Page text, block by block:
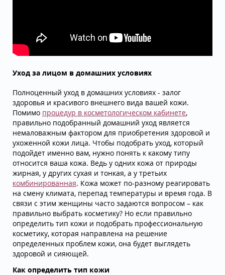
Уход за лицом в домашних условиях
Полноценный уход в домашних условиях - залог
здоровья и красивого внешнего вида вашей кожи.
Помимо процедур в косметологическом кабинете,
правильно подобранный домашний уход является
немаловажным фактором для приобретения здоровой и
ухоженной кожи лица. Чтобы подобрать уход, который
подойдет именно вам, нужно понять к какому типу
относится ваша кожа. Ведь у одних кожа от природы
жирная, у других сухая и тонкая, а у третьих
комбинированная. Кожа может по-разному реагировать
на смену климата, перепад температуры и время года. В
связи с этим женщины часто задаются вопросом – как
правильно выбрать косметику? Но если правильно
определить тип кожи и подобрать профессиональную
косметику, которая направлена на решение
определенных проблем кожи, она будет выглядеть
здоровой и сияющей.
Как определить тип кожи